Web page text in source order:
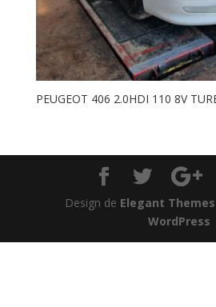
PEUGEOT 406 2.0HDI 110 8V
Design de Elegant Themes
WordPress